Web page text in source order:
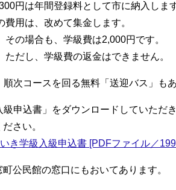
円は年間登録料として市に納入しま
用は、改めて集金します。
の場合も、学級費は2,000円です。
だし、学級費の返金はできません。
次コースを回る無料「送迎バス」もあ
申込書」をダウンロードしていただ
さい。
き学級入級申込書 [PDFファイル／
公民館の窓口にもおいてあります。